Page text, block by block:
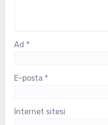
Ad *
E-posta *
İnternet sitesi